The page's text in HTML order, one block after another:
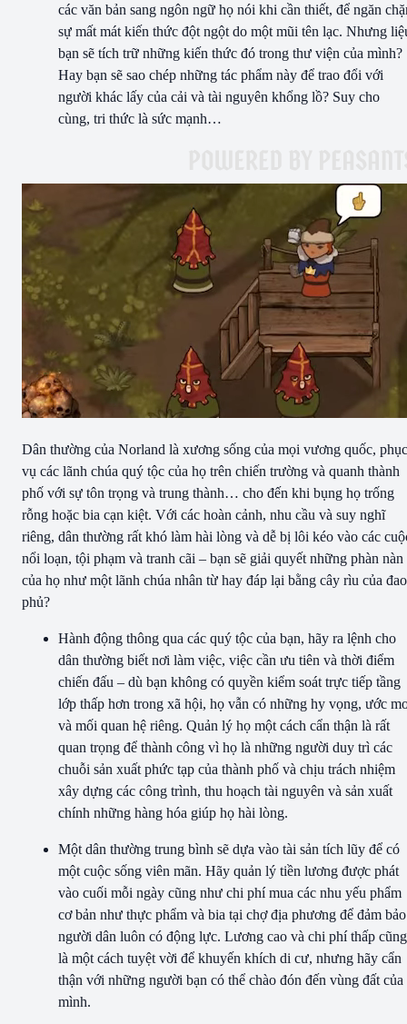
các văn bản sang ngôn ngữ họ nói khi cần thiết, để ngăn
sự mất mát kiến thức đột ngột do một mũi tên lạc. Nhưng
bạn sẽ tích trữ những kiến thức đó trong thư viện của mình?
Hay bạn sẽ sao chép những tác phẩm này để trao đổi với
người khác lấy của cải và tài nguyên khổng lồ? Suy cho
cùng, tri thức là sức mạnh…
Dân thường của Norland là xương sống của mọi vương quốc, phục
vụ các lãnh chúa quý tộc của họ trên chiến trường và quanh thành
phố với sự tôn trọng và trung thành… cho đến khi bụng họ trống
rỗng hoặc bia cạn kiệt. Với các hoàn cảnh, nhu cầu và suy nghĩ
riêng, dân thường rất khó làm hài lòng và dễ bị lôi kéo vào các
nổi loạn, tội phạm và tranh cãi – bạn sẽ giải quyết những phàn nàn
của họ như một lãnh chúa nhân từ hay đáp lại bằng cây rìu của đao
phủ?
Hành động thông qua các quý tộc của bạn, hãy ra lệnh cho
dân thường biết nơi làm việc, việc cần ưu tiên và thời điểm
chiến đấu – dù bạn không có quyền kiểm soát trực tiếp tầng
lớp thấp hơn trong xã hội, họ vẫn có những hy vọng, ước
và mối quan hệ riêng. Quản lý họ một cách cẩn thận là rất
quan trọng để thành công vì họ là những người duy trì các
chuỗi sản xuất phức tạp của thành phố và chịu trách nhiệm
xây dựng các công trình, thu hoạch tài nguyên và sản xuất
chính những hàng hóa giúp họ hài lòng.
Một dân thường trung bình sẽ dựa vào tài sản tích lũy để có
một cuộc sống viên mãn. Hãy quản lý tiền lương được phát
vào cuối mỗi ngày cũng như chi phí mua các nhu yếu phẩm
cơ bản như thực phẩm và bia tại chợ địa phương để đảm bảo
người dân luôn có động lực. Lương cao và chi phí thấp cũng
là một cách tuyệt vời để khuyến khích di cư, nhưng hãy cẩn
thận với những người bạn có thể chào đón đến vùng đất của
mình.